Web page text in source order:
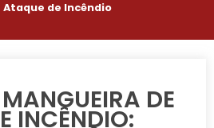
de Incêndio
DE
INCÊNDIO: